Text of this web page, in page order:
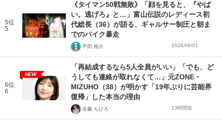
5位
5
《タイマン50戦無敗》「顔を見ると、『やば
い。逃げろ』と…」富山伝説のレディース初
代総長（36）が語る、ギャルサー制圧と朝ま
でのバイク暴走
平田 裕介 2026/08/01
6位
6
NEW
「再結成するなら5人全員がいい」「でも、ど
うしても連絡が取れなくて…」元ZONE・
MIZUHO（38）が明かす「19年ぶりに芸能界
復帰」した本当の理由
佐藤 ちひろ 13時間前